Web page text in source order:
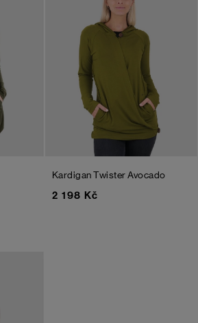
Kardigan TwisterAvocado
2 198 Kč